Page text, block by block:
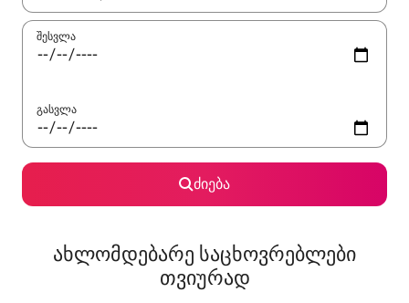
შესვლა
გასვლა
ძიება
ახლომდებარე საცხოვრებლები
თვიურად